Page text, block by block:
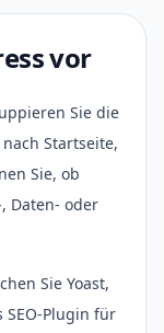
vor
Sie die
Startseite,
Sie, ob
Daten- oder
Sie Yoast,
SEO-Plugin für